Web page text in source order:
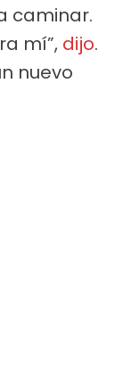
caminar.
mí”, dijo.
nuevo